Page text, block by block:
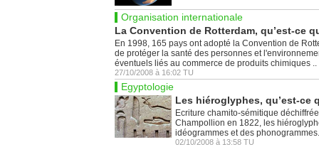
Organisation internationale
La Convention de Rotterdam, qu’est-ce
En 1998, 165 pays ont adopté la Convention de
de protéger la santé des personnes et
éventuels liés au commerce de produits chimiques ..
27/10/2008 à 16:02 TU
Egyptologie
Les hiéroglyphes, qu’est-ce
Ecriture chamito-sémitique
Champollion en 1822, les
idéogrammes et des phonogrammes.
02/10/2008 à 13:58 TU